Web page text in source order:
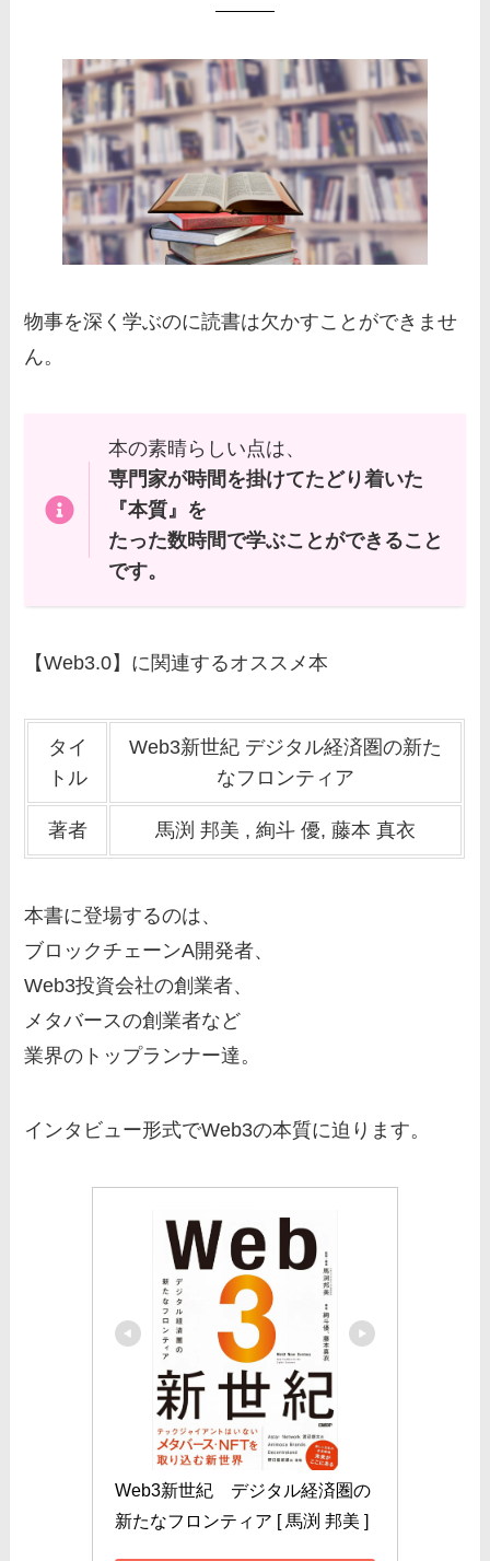
物事を深く学ぶのに読書は欠かすことができませ
ん。
本の素晴らしい点は、
専門家が時間を掛けてたどり着いた
『本質』を
たった数時間で学ぶことができること
です。
【Web3.0】に関連するオススメ本
タイ
トル
Web3新世紀 デジタル経済圏の新た
なフロンティア
著者 馬渕 邦美 , 絢斗 優, 藤本 真衣
本書に登場するのは、
ブロックチェーンA開発者、
Web3投資会社の創業者、
メタバースの創業者など
業界のトップランナー達。
インタビュー形式でWeb3の本質に迫ります。
Web3新世紀　デジタル経済圏の
新たなフロンティア [ 馬渕 邦美 ]